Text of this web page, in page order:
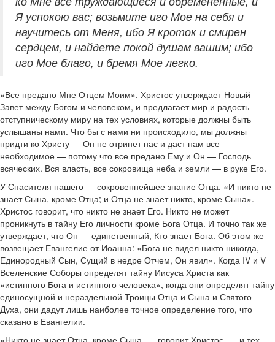
Я успокою вас; возьмите иго Мое на себя и
научитесь от Меня, ибо Я кроток и смирен
сердцем, и найдете покой душам вашим; ибо
иго Мое благо, и бремя Мое легко.
«Все предано Мне Отцем Моим». Христос утверждает Новый
Завет между Богом и человеком, и предлагает мир и радость
отступническому миру на тех условиях, которые должны быть
услышаны нами. Что бы с нами ни происходило, мы должны
придти ко Христу — Он не отринет нас и даст нам все
необходимое — потому что все предано Ему и Он — Господь
всяческих. Вся власть, все сокровища неба и земли — в руке Его.
У Спасителя нашего — сокровеннейшее знание Отца. «И никто не
знает Сына, кроме Отца; и Отца не знает никто, кроме Сына».
Христос говорит, что никто не знает Его. Никто не может
проникнуть в тайну Его личности кроме Бога Отца. И точно так же
утверждает, что Он — единственный, Кто знает Бога. Об этом же
возвещает Евангелие от Иоанна: «Бога не видел никто никогда,
Единородный Сын, Сущий в недре Отчем, Он явил». Когда IV и V
Вселенские Соборы определят тайну Иисуса Христа как
«истинного Бога и истинного человека», когда они определят тайну
единосущной и нераздельной Троицы Отца и Сына и Святого
Духа, они дадут лишь наиболее точное определение того, что
сказано в Евангелии.